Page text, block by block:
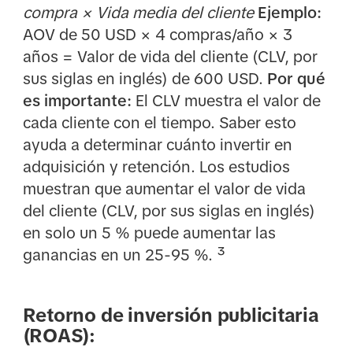
compra × Vida media del cliente Ejemplo:
AOV de 50 USD × 4 compras/año × 3
años = Valor de vida del cliente (CLV, por
sus siglas en inglés) de 600 USD. Por qué
es importante: El CLV muestra el valor de
cada cliente con el tiempo. Saber esto
ayuda a determinar cuánto invertir en
adquisición y retención. Los estudios
muestran que aumentar el valor de vida
del cliente (CLV, por sus siglas en inglés)
en solo un 5 % puede aumentar las
ganancias en un 25-95 %. ³
Retorno de inversión publicitaria
(ROAS):